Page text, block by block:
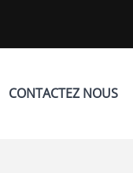
CONTACTEZ NOUS